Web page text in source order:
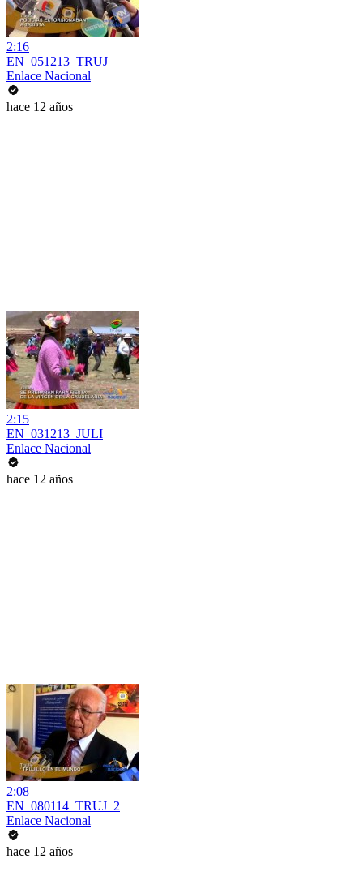
2:16
EN_051213_TRUJ
Enlace Nacional
hace 12 años
2:15
EN_031213_JULI
Enlace Nacional
hace 12 años
2:08
EN_080114_TRUJ_2
Enlace Nacional
hace 12 años